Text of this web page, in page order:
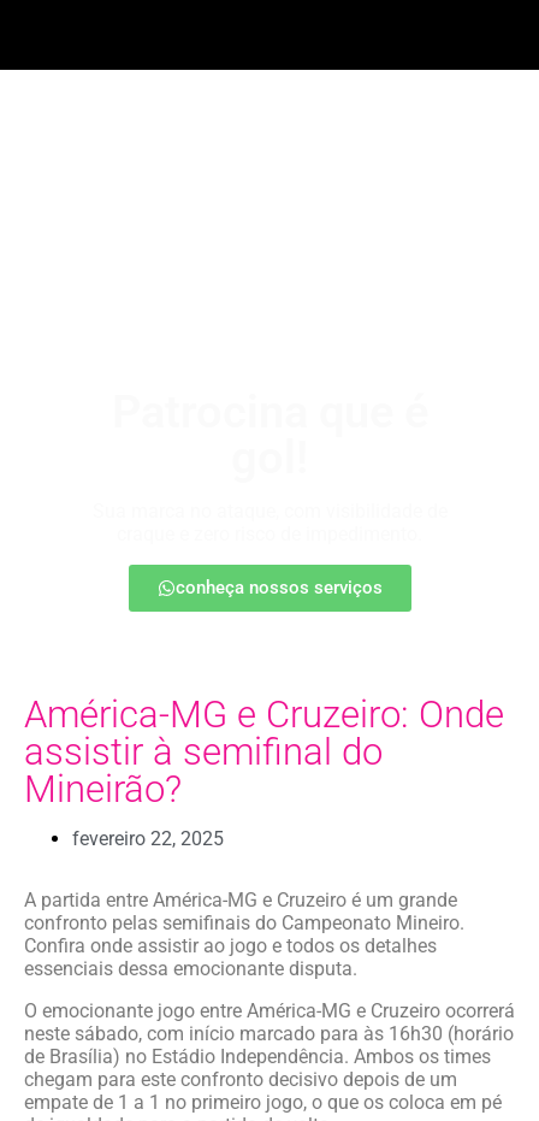
conheça nossos serviços
América-MG e Cruzeiro: Onde
assistir à semifinal do
Mineirão?
fevereiro 22, 2025
A partida entre América-MG e Cruzeiro é um grande
confronto pelas semifinais do Campeonato Mineiro.
Confira onde assistir ao jogo e todos os detalhes
essenciais dessa emocionante disputa.
O emocionante jogo entre América-MG e Cruzeiro ocorrerá
neste sábado, com início marcado para às 16h30 (horário
de Brasília) no Estádio Independência. Ambos os times
chegam para este confronto decisivo depois de um
empate de 1 a 1 no primeiro jogo, o que os coloca em pé